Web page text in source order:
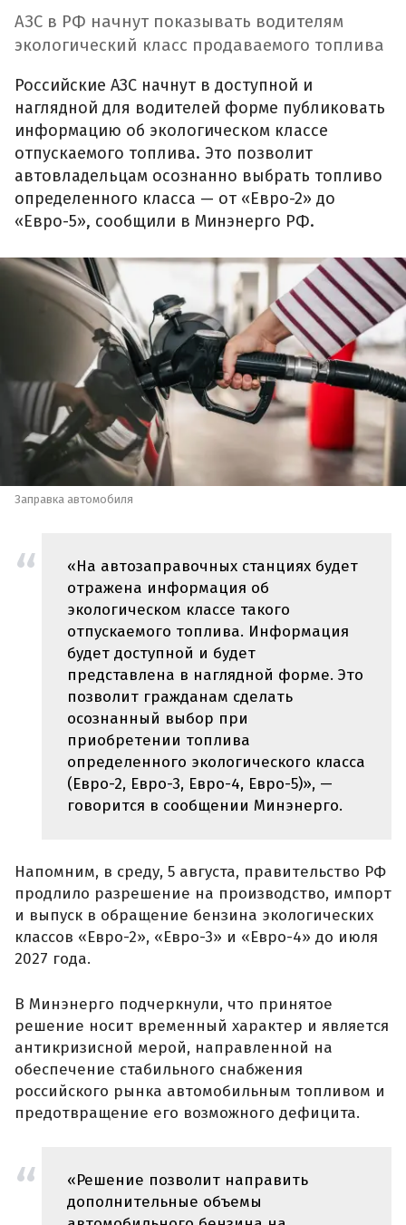
АЗС в РФ начнут показывать водителям
экологический класс продаваемого топлива
Российские АЗС начнут в доступной и
наглядной для водителей форме публиковать
информацию об экологическом классе
отпускаемого топлива. Это позволит
автовладельцам осознанно выбрать топливо
определенного класса — от «Евро-2» до
«Евро-5», сообщили в Минэнерго РФ.
Заправка автомобиля
«На автозаправочных станциях будет
отражена информация об
экологическом классе такого
отпускаемого топлива. Информация
будет доступной и будет
представлена в наглядной форме. Это
позволит гражданам сделать
осознанный выбор при
приобретении топлива
определенного экологического класса
(Евро-2, Евро-3, Евро-4, Евро-5)», —
говорится в сообщении Минэнерго.
Напомним, в среду, 5 августа, правительство РФ
продлило разрешение на производство, импорт
и выпуск в обращение бензина экологических
классов «Евро-2», «Евро-3» и «Евро-4» до июля
2027 года.
В Минэнерго подчеркнули, что принятое
решение носит временный характер и является
антикризисной мерой, направленной на
обеспечение стабильного снабжения
российского рынка автомобильным топливом и
предотвращение его возможного дефицита.
«Решение позволит направить
дополнительные объемы